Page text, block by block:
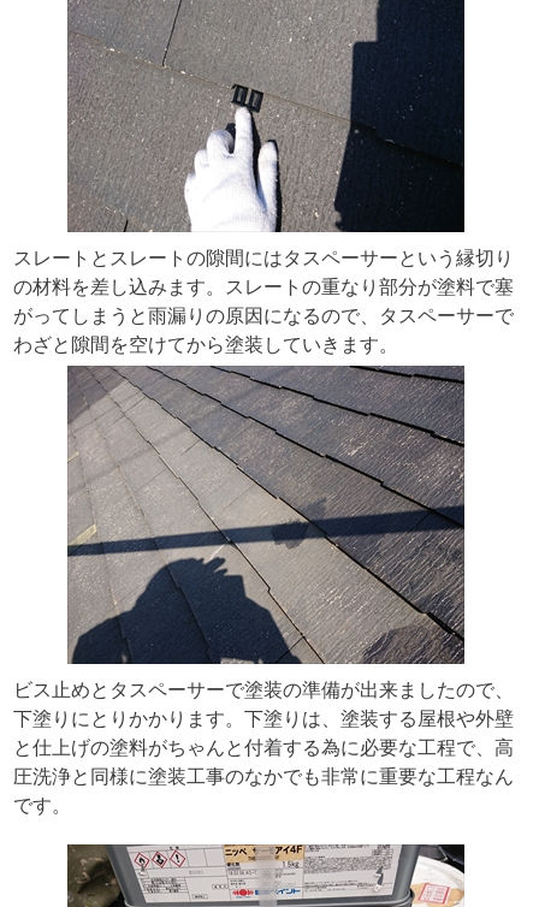
スレートとスレートの隙間にはタスペーサーという縁切り
の材料を差し込みます。スレートの重なり部分が塗料で塞
がってしまうと雨漏りの原因になるので、タスペーサーで
わざと隙間を空けてから塗装していきます。
ビス止めとタスペーサーで塗装の準備が出来ましたので、
下塗りにとりかかります。下塗りは、塗装する屋根や外壁
と仕上げの塗料がちゃんと付着する為に必要な工程で、高
圧洗浄と同様に塗装工事のなかでも非常に重要な工程なん
です。